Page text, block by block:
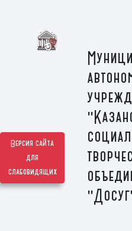
Версия сайта
для
слабовидящих